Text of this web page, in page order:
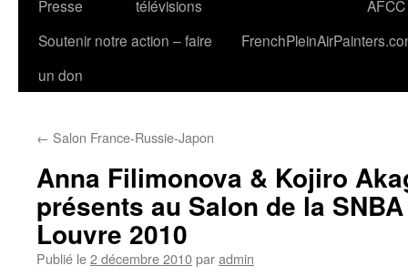
Presse
télévisions
AFCC
Soutenir notre action – faire
un don
← Salon France-Russie-Japon
Anna Filimonova & Kojiro
présents au Salon de la
Louvre 2010
Publié le2 décembre 2010paradmin